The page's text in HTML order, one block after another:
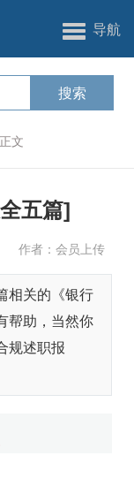
导航
正文
五篇]
作者：会员上传
相关的《银行
帮助，当然你
规述职报